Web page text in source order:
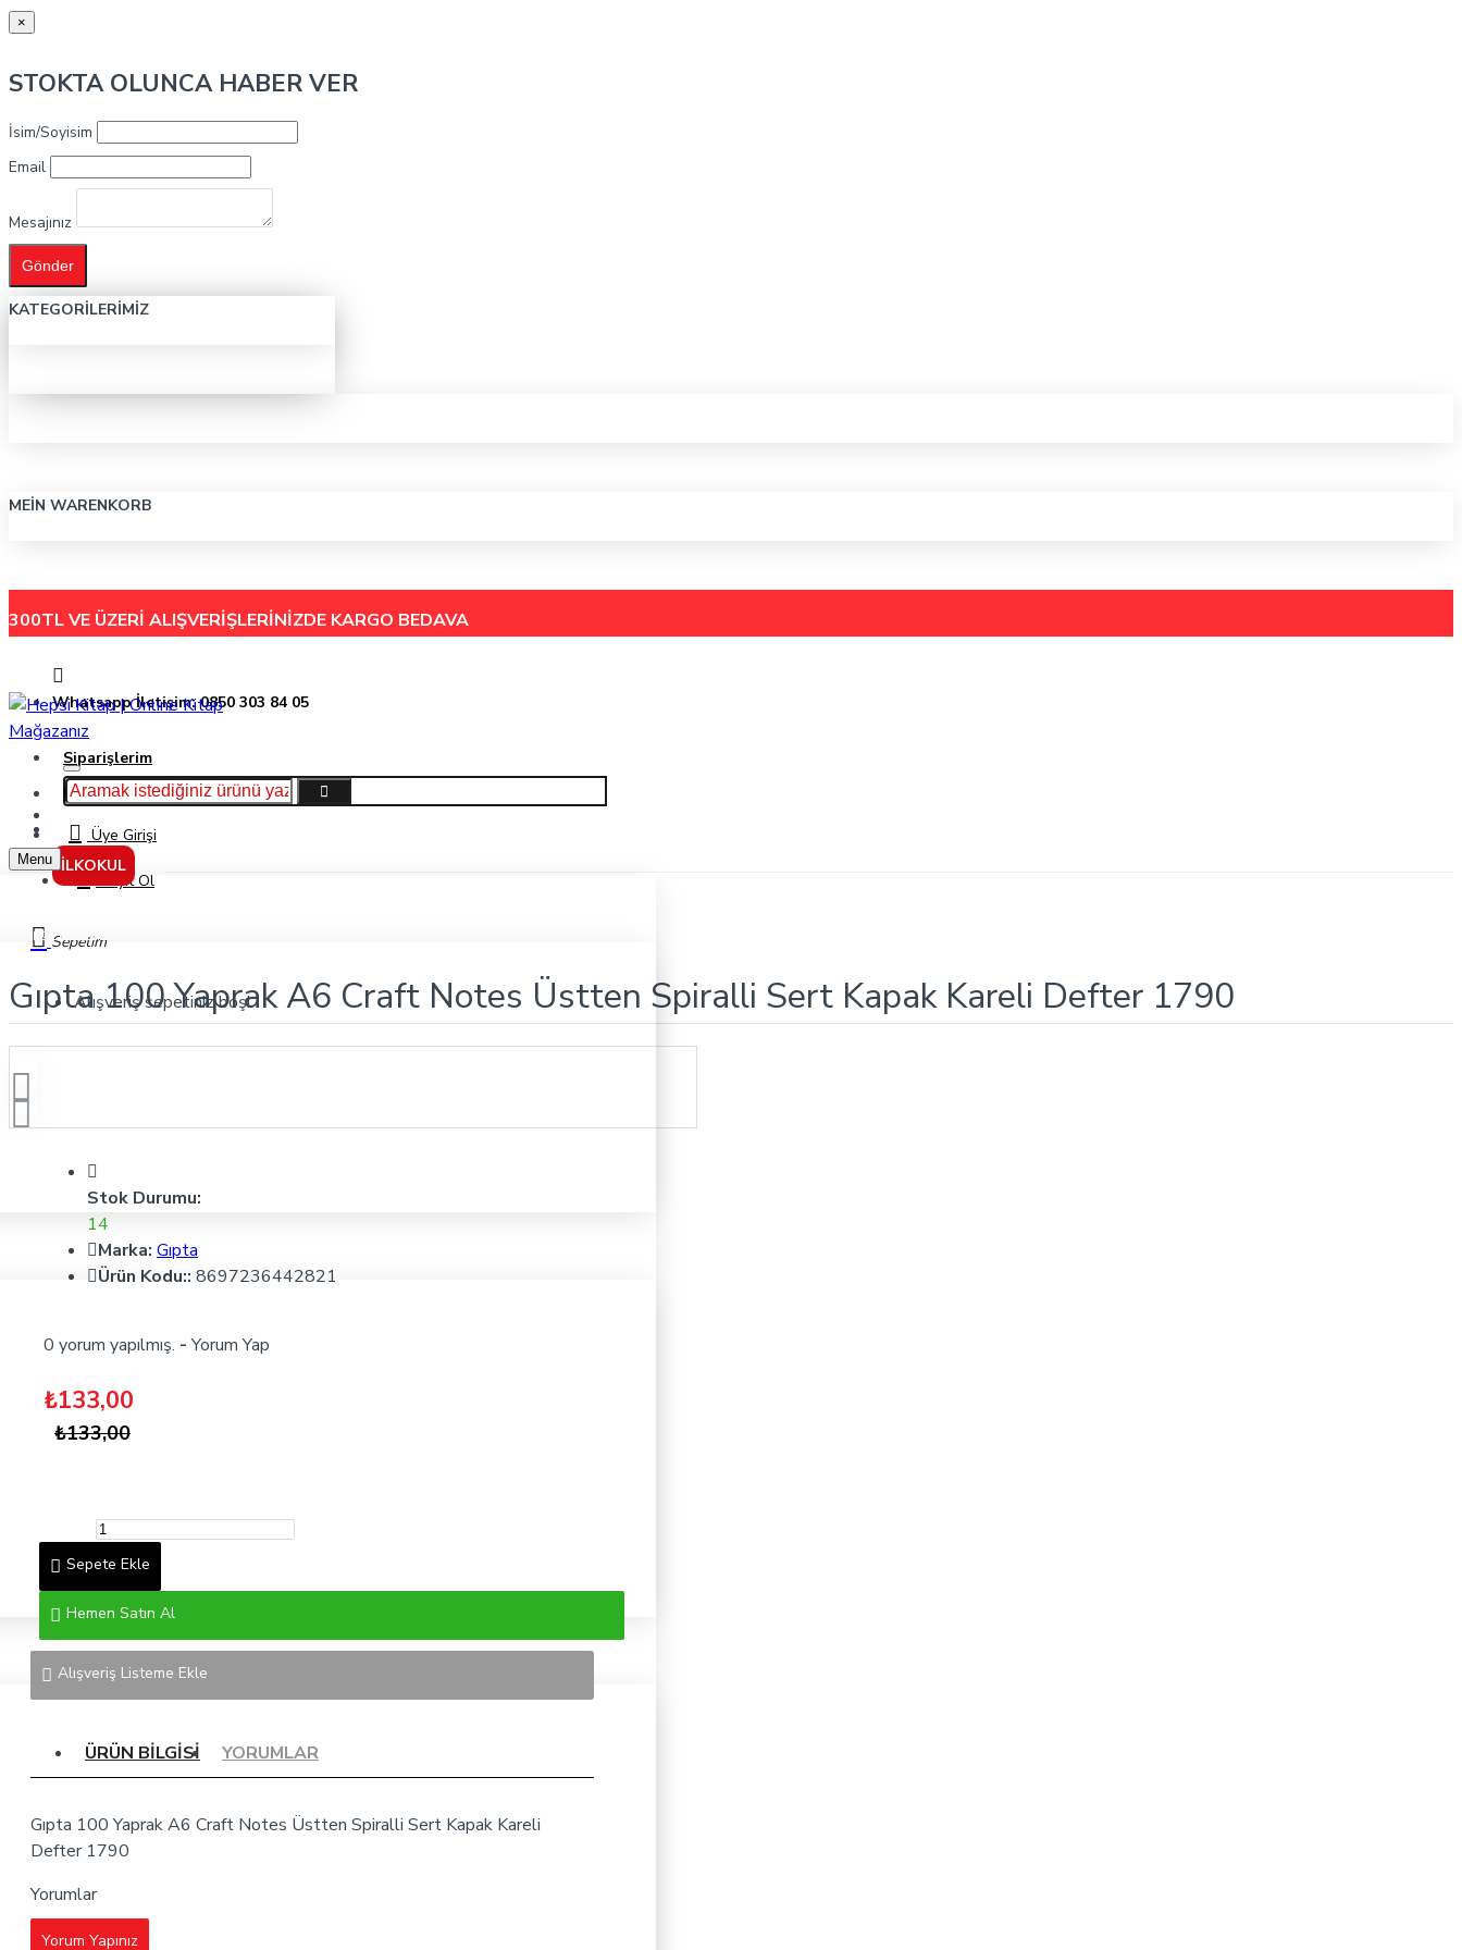
×
STOKTA OLUNCA HABER VER
İsim/Soyisim
Email
Mesajınız
Gönder
KATEGORILERIMIZ
MEIN WARENKORB
300TL VE ÜZERİ ALIŞVERİŞLERİNİZDE KARGO BEDAVA
Whatsapp İletişim: 0850 303 84 05
Siparişlerim
Hakkımızda
İletişimÜye Girişi
Kayıt Ol
Sepetim
Alışveriş sepetiniz boş!
İLKOKUL
Menu
Gıpta 100 Yaprak A6 Craft Notes Üstten Spiralli Sert Kapak Kareli Defter 1790
Gıpta 100 Yaprak A6 Craft Notes Üstten Spiralli Sert Kapak Kareli Defter 1790
Stok Durumu:
14
Marka: Gıpta
Ürün Kodu:: 8697236442821
0 yorum yapılmış. - Yorum Yap
₺133,00
₺133,00
Sepete Ekle
Hemen Satın Al
Alışveriş Listeme Ekle
ÜRÜN BILGISI YORUMLAR
Gıpta 100 Yaprak A6 Craft Notes Üstten Spiralli Sert Kapak Kareli
Defter 1790
Yorumlar
Yorum Yapınız